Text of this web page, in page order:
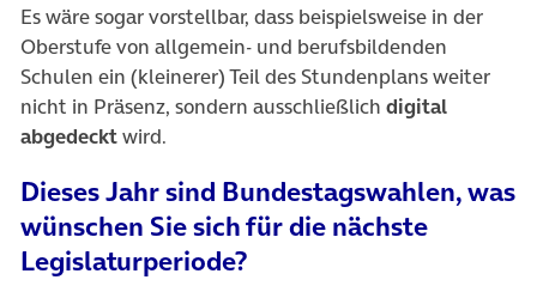
Es wäre sogar vorstellbar, dass beispielsweise in der
Oberstufe von allgemein- und berufsbildenden
Schulen ein (kleinerer) Teil des Stundenplans weiter
nicht in Präsenz, sondern ausschließlich digital
abgedecktwird.
Dieses Jahr sind Bundestagswahlen, was
wünschen Sie sich für die nächste
Legislaturperiode?